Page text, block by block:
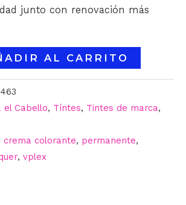
junto con renovación más
AL CARRITO
el Cabello, Tíntes, Tintes de marca,
crema colorante, permanente,
, vplex